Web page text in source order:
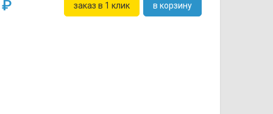
заказ в 1 клик в корзину